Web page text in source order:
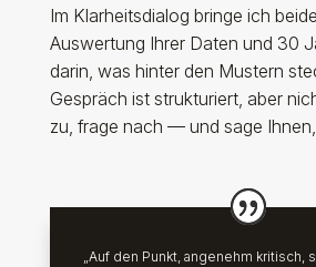
Im Klarheitsdialog bringe ich
Auswertung Ihrer Daten und 30
darin, was hinter den Mustern
Gespräch ist strukturiert, aber
zu, frage nach — und sage
„Auf den Punkt, angenehm kritisch,